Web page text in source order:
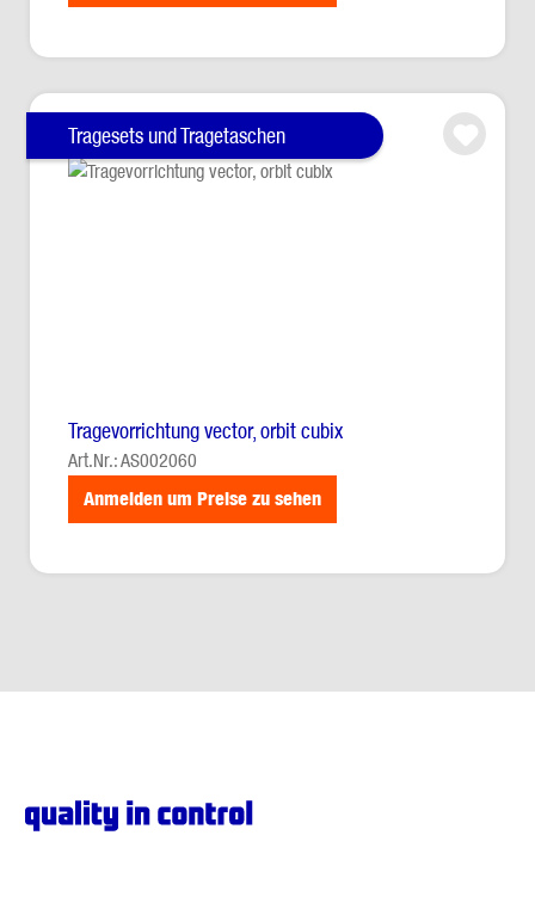
Tragesets und Tragetaschen
Tragevorrichtung vector, orbit cubix
Art.Nr.: AS002060
Anmelden um Preise zu sehen